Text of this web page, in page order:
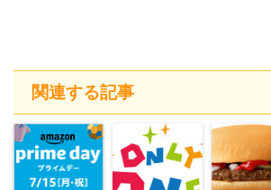
関連する記事